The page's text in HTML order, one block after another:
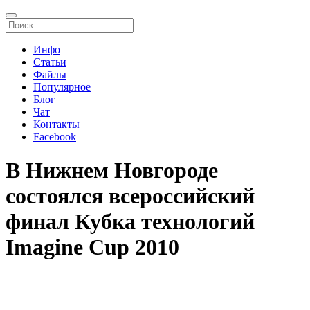
Инфо
Статьи
Файлы
Популярное
Блог
Чат
Контакты
Facebook
В Нижнем Новгороде
состоялся всероссийский
финал Кубка технологий
Imagine Cup 2010